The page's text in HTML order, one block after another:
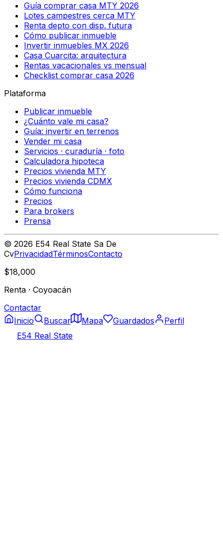
Guía comprar casa MTY 2026
Lotes campestres cerca MTY
Renta depto con disp. futura
Cómo publicar inmueble
Invertir inmuebles MX 2026
Casa Cuarcita: arquitectura
Rentas vacacionales vs mensual
Checklist comprar casa 2026
Plataforma
Publicar inmueble
¿Cuánto vale mi casa?
Guía: invertir en terrenos
Vender mi casa
Servicios · curaduría · foto
Calculadora hipoteca
Precios vivienda MTY
Precios vivienda CDMX
Cómo funciona
Precios
Para brokers
Prensa
© 2026 E54 Real State Sa De
CvPrivacidadTérminosContacto
$18,000
Renta · Coyoacán
Contactar
Inicio
Buscar Mapa Guardados
Perfil
E54 Real State